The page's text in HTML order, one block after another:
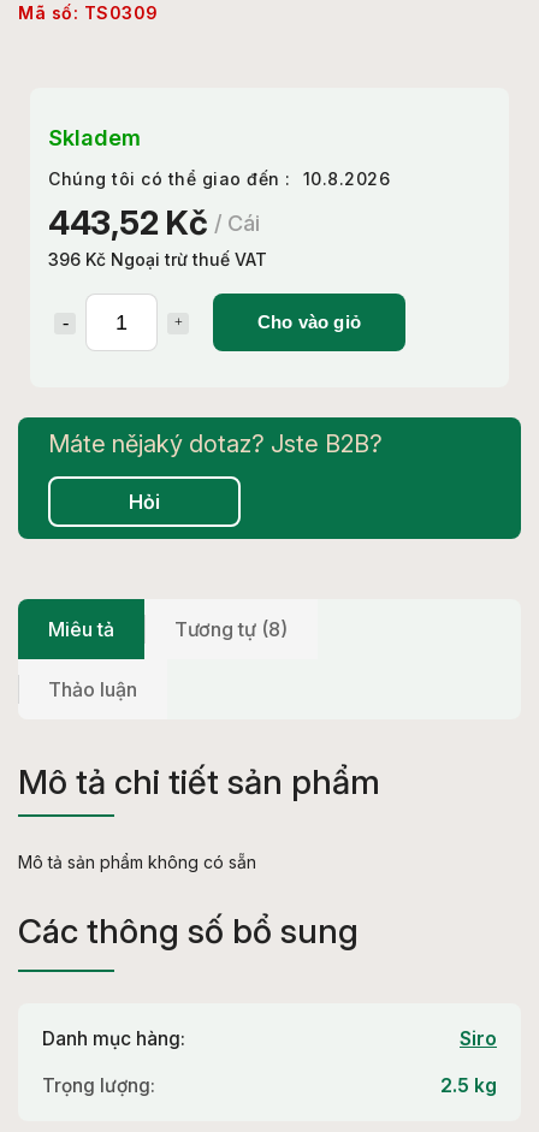
Mã số: TS0309
443,52 Kč / Cái
396 Kč Ngoại trừ thuế VAT
Cho vào giỏ
Skladem
Chúng tôi có thể giao đến : 10.8.2026
Hỏi
Miêu tả Tương tự (8)
Thảo luận
Mô tả chi tiết sản phẩm
Mô tả sản phẩm không có sẵn
Các thông số bổ sung
Danh mục hàng: Siro
Trọng lượng: 2.5 kg